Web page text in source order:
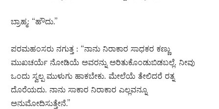
ಬ್ರಾಹ್ಮ: “ಹೌದು.”
ಪರಮಹಂಸರು ನಗುತ್ತ : “ನಾನು ನಿರಾಕಾರ ಸಾಧಕರ ಕಣ್ಣು
ಮುಖಚರ್ಯೆ ನೋಡಿಯೆ ಅವರನ್ನು ಅರಿತುಕೊಂಡುಬಿಡಬಲ್ಲೆ. ನೀವು
ಒಂದು ಸ್ವಲ್ಪ ಮುಳುಗು ಹಾಕಬೇಕು. ಮೇಲೆಯೆ ತೇಲಿದರೆ ರತ್ನ
ದೊರೆಯದು. ನಾನು ಸಾಕಾರ ನಿರಾಕಾರ ಎಲ್ಲವನ್ನೂ
ಅನುಮೋದಿಸುತ್ತೇನೆ.”